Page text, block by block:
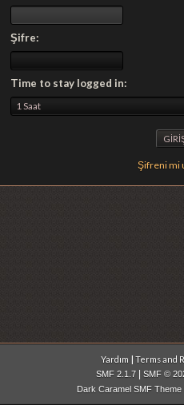
Şifre:
Time to stay logged in:
Şifreni mi
Yardım | Terms and
SMF 2.1.7 SMF ©
Dark Caramel SMF